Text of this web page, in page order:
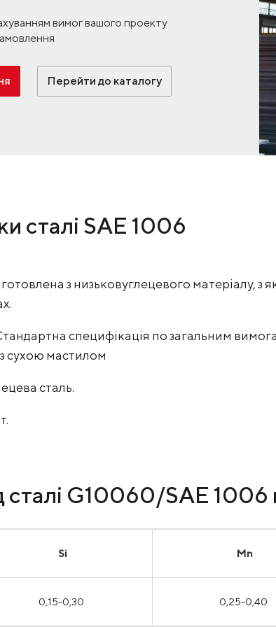
вимог вашого проекту
Перейти до каталогу
сталі SAE 1006
з низьковуглецевого матеріалу, з
специфікація по загальним
сухою мастилом
сталь.
сталі G10060/SAE 1006
Si Mn
0,15-0,30 0,25-0,40